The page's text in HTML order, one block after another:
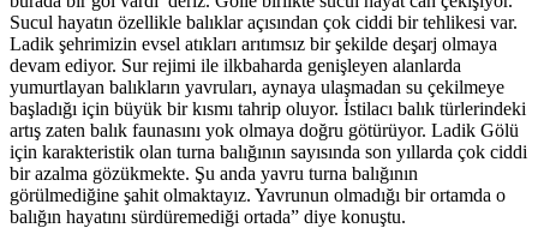
Sucul hayatın özellikle balıklar açısından çok ciddi bir tehlikesi var.
Ladik şehrimizin evsel atıkları arıtımsız bir şekilde deşarj olmaya
devam ediyor. Sur rejimi ile ilkbaharda genişleyen alanlarda
yumurtlayan balıkların yavruları, aynaya ulaşmadan su çekilmeye
başladığı için büyük bir kısmı tahrip oluyor. İstilacı balık türlerindeki
artış zaten balık faunasını yok olmaya doğru götürüyor. Ladik Gölü
için karakteristik olan turna balığının sayısında son yıllarda çok ciddi
bir azalma gözükmekte. Şu anda yavru turna balığının
görülmediğine şahit olmaktayız. Yavrunun olmadığı bir ortamda o
balığın hayatını sürdüremediği ortada” diye konuştu.